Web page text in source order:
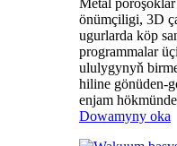
önümçiligi, 3D
ugurlarda köp
programmalar
ululygynyň
hiline gönüden-
enjam
Dowamyny oka